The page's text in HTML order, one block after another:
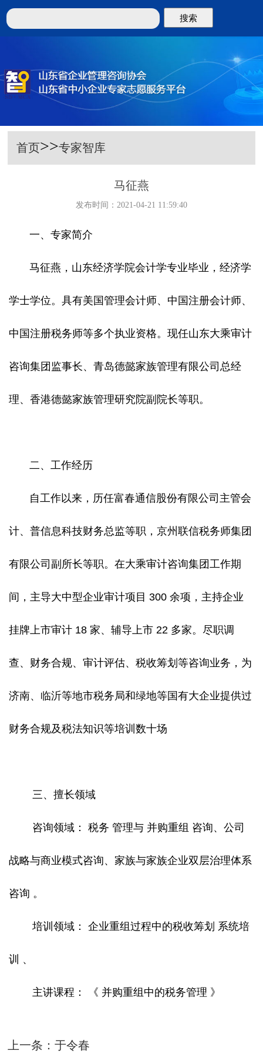
搜索
首页>>专家智库
马征燕
发布时间：2021-04-21 11:59:40
一、专家简介
马征燕，山东经济学院会计学专业毕业，经济学
学士学位。具有美国管理会计师、中国注册会计师、
中国注册税务师等多个执业资格。现任山东大乘审计
咨询集团监事长、青岛德懿家族管理有限公司总经
理、香港德懿家族管理研究院副院长等职。
二、工作经历
自工作以来，历任富春通信股份有限公司主管会
计、普信息科技财务总监等职，京州联信税务师集团
有限公司副所长等职。在大乘审计咨询集团工作期
间，主导大中型企业审计项目 300 余项，主持企业
挂牌上市审计 18 家、辅导上市 22 多家。尽职调
查、财务合规、审计评估、税收筹划等咨询业务，为
济南、临沂等地市税务局和绿地等国有大企业提供过
财务合规及税法知识等培训数十场
三、擅长领域
咨询领域： 税务 管理与 并购重组 咨询、公司
战略与商业模式咨询、家族与家族企业双层治理体系
咨询 。
培训领域： 企业重组过程中的税收筹划 系统培
训 、
主讲课程： 《 并购重组中的税务管理 》
上一条： 于令春